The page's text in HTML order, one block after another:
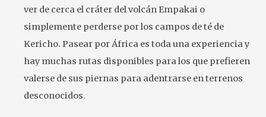
ver de cerca el cráter del volcán Empakai o
simplemente perderse por los campos de té de
Kericho. Pasear por África es toda una experiencia y
hay muchas rutas disponibles para los que prefieren
valerse de sus piernas para adentrarse en terrenos
desconocidos.